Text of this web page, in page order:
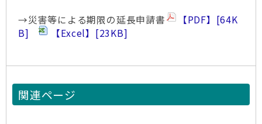
→災害等による期限の延長申請書
【PDF】 [64K
B]
【Excel】 [23KB]
関連ページ